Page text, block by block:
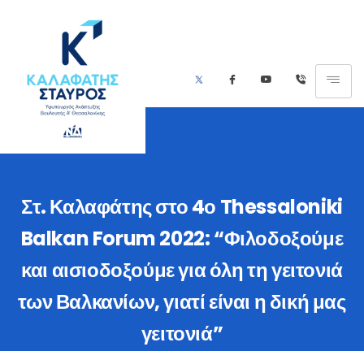
Στ. Καλαφάτης στο 4ο Thessaloniki
Balkan Forum 2022: “Φιλοδοξούμε
και αισιοδοξούμε για όλη τη γειτονιά
των Βαλκανίων, γιατί είναι η δική μας
γειτονιά”